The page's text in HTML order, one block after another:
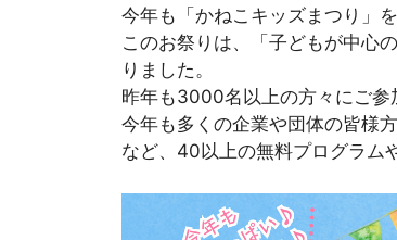
今年も「かねこキッズまつり」
このお祭りは、「子どもが中心
りました。
昨年も3000名以上の方々にご参
今年も多くの企業や団体の皆様
など、40以上の無料プログラム